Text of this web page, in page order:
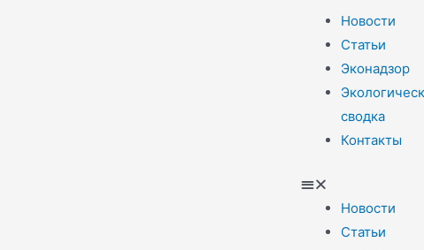
Новости
Статьи
Эконадзор
сводка
Контакты
Новости
Статьи